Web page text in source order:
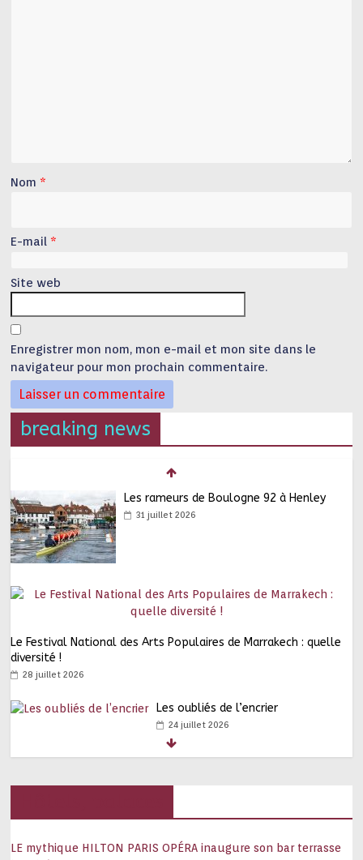
Nom *
E-mail *
Site web
Enregistrer mon nom, mon e-mail et mon site dans le
navigateur pour mon prochain commentaire.
breaking news
Les rameurs de Boulogne 92 à Henley
31 juillet 2026
Le Festival National des Arts Populaires de Marrakech : quelle
diversité !
28 juillet 2026
Les oubliés de l’encrier
24 juillet 2026
Lee Miller, mille vies
Avignon : standing ovation pour Christelle
LE mythique HILTON PARIS OPÉRA inaugure son bar terrasse